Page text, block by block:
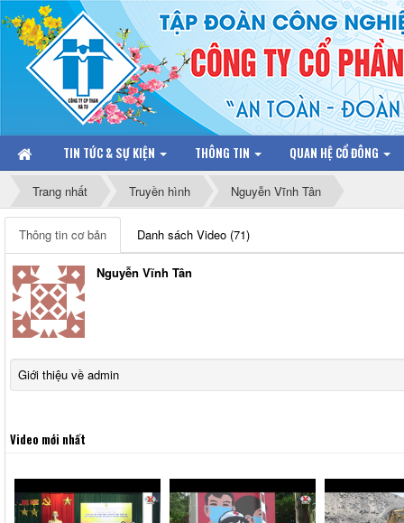
TIN TỨC & SỰ KIỆN THÔNG TIN QUAN HỆ CỔ ĐÔNG
Trang nhất Truyền hình Nguyễn Vĩnh Tân
Thông tin cơ bản Danh sách Video (71)
Nguyễn Vĩnh Tân
Giới thiệu về admin
Video mới nhất